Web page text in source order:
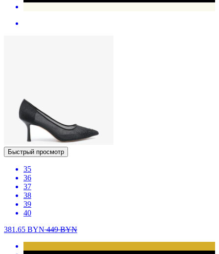
Быстрый просмотр
35
36
37
38
39
40
381.65 BYN449BYN